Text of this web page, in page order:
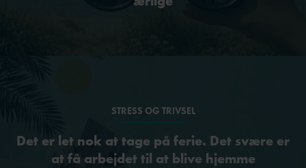
STRESS OG TRIVSEL
Det er let nok at tage på ferie. Det svære er
at få arbejdet til at blive hjemme